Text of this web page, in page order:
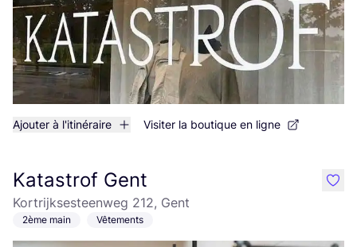
Ajouter à l'itinéraire Visiter la boutique en ligne
Katastrof Gent
Kortrijksesteenweg 212, Gent
2ème main Vêtements
like